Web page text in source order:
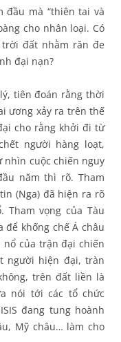
đầu mà “thiên tai và
cho nhân loại. Có
đất nhằm răn đe
đại nạn?
tiên đoán rằng thời
ương xảy ra trên thế
cho rằng khởi đi từ
người hàng loạt,
nhìn cuộc chiến nguy
năm thì rõ. Tham
(Nga) đã hiện ra rõ
vọng của Tàu
để khống chế Á châu
nổ của trận đại chiến
người hiện đại, tràn
trên đất liền là
nói tới các tổ chức
đang tung hoành
Mỹ châu… làm cho